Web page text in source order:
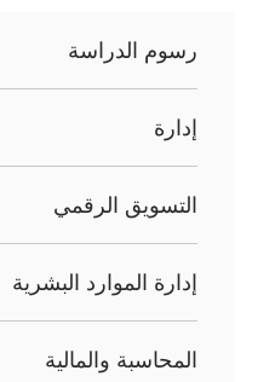
رسوم الدراسة
إدارة
التسويق الرقمي
إدارة الموارد البشرية
المحاسبة والمالية